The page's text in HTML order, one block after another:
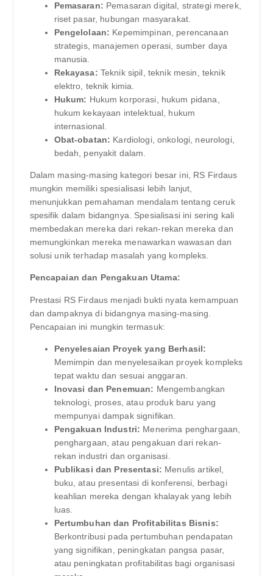
Pemasaran: Pemasaran digital, strategi merek,
riset pasar, hubungan masyarakat.
Pengelolaan: Kepemimpinan, perencanaan
strategis, manajemen operasi, sumber daya
manusia.
Rekayasa: Teknik sipil, teknik mesin, teknik
elektro, teknik kimia.
Hukum: Hukum korporasi, hukum pidana,
hukum kekayaan intelektual, hukum
internasional.
Obat-obatan: Kardiologi, onkologi, neurologi,
bedah, penyakit dalam.
Dalam masing-masing kategori besar ini, RS Firdaus
mungkin memiliki spesialisasi lebih lanjut,
menunjukkan pemahaman mendalam tentang ceruk
spesifik dalam bidangnya. Spesialisasi ini sering kali
membedakan mereka dari rekan-rekan mereka dan
memungkinkan mereka menawarkan wawasan dan
solusi unik terhadap masalah yang kompleks.
Pencapaian dan Pengakuan Utama:
Prestasi RS Firdaus menjadi bukti nyata kemampuan
dan dampaknya di bidangnya masing-masing.
Pencapaian ini mungkin termasuk:
Penyelesaian Proyek yang Berhasil:
Memimpin dan menyelesaikan proyek kompleks
tepat waktu dan sesuai anggaran.
Inovasi dan Penemuan: Mengembangkan
teknologi, proses, atau produk baru yang
mempunyai dampak signifikan.
Pengakuan Industri: Menerima penghargaan,
penghargaan, atau pengakuan dari rekan-
rekan industri dan organisasi.
Publikasi dan Presentasi: Menulis artikel,
buku, atau presentasi di konferensi, berbagi
keahlian mereka dengan khalayak yang lebih
luas.
Pertumbuhan dan Profitabilitas Bisnis:
Berkontribusi pada pertumbuhan pendapatan
yang signifikan, peningkatan pangsa pasar,
atau peningkatan profitabilitas bagi organisasi